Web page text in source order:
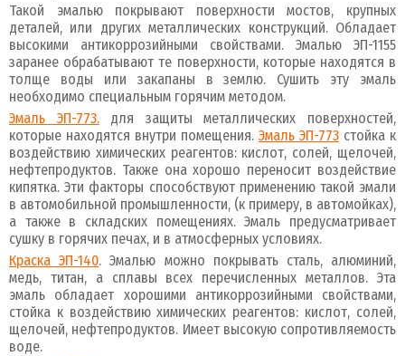
Такой эмалью покрывают поверхности мостов, крупных
деталей, или других металлических конструкций. Обладает
высокими антикоррозийными свойствами. Эмалью ЭП-1155
заранее обрабатывают те поверхности, которые находятся в
толще воды или закапаны в землю. Сушить эту эмаль
необходимо специальным горячим методом.
Эмаль ЭП-773.для защиты металлических поверхностей,
которые находятся внутри помещения. Эмаль ЭП-773 стойка к
воздействию химических реагентов: кислот, солей, щелочей,
нефтепродуктов. Также она хорошо переносит воздействие
кипятка. Эти факторы способствуют применению такой эмали
в автомобильной промышленности, (к примеру, в автомойках),
а также в складских помещениях. Эмаль предусматривает
сушку в горячих печах, и в атмосферных условиях.
Краска ЭП-140. Эмалью можно покрывать сталь, алюминий,
медь, титан, а сплавы всех перечисленных металлов. Эта
эмаль обладает хорошими антикоррозийными свойствами,
стойка к воздействию химических реагентов: кислот, солей,
щелочей, нефтепродуктов. Имеет высокую сопротивляемость
воде.